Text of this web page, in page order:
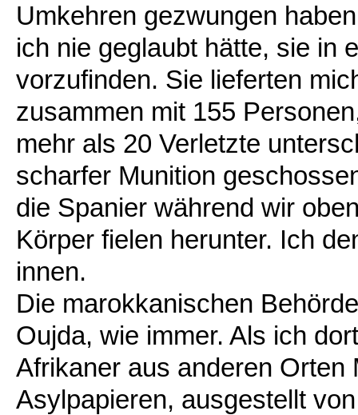
Umkehren gezwungen
ich nie geglaubt hätte, sie in
vorzufinden. Sie lieferten
zusammen mit 155
mehr als 20 Verletzte
scharfer Munition
die Spanier während wir
Körper fielen herunter. Ich
innen.
Die marokkanischen
Oujda, wie immer. Als ich
Afrikaner aus anderen
Asylpapieren, ausgestellt